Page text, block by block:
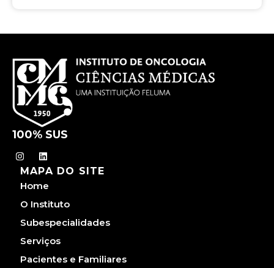
100% SUS
I
n
s
t
a
g
r
a
m
L
i
n
e
d
i
MAPA DO SITE
Home
O Instituto
Subespecialidades
Serviços
Pacientes e Familiares